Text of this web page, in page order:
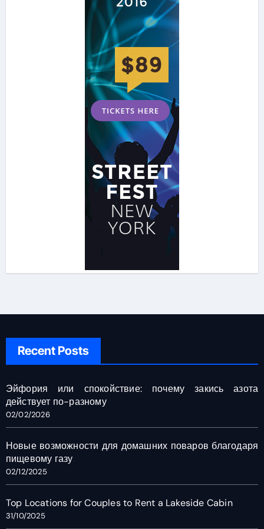
Recent Posts
Эйфория или спокойствие: почему закись азота
действует по-разному
02/02/2026
Новые возможности для домашних поваров благодаря
пищевому газу
02/12/2025
Top Locations for Couples to Rent a Lakeside Cabin
31/10/2025